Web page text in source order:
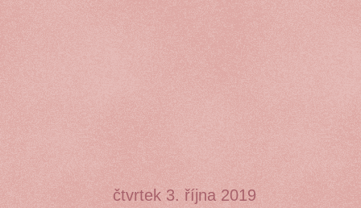
čtvrtek 3. října 2019